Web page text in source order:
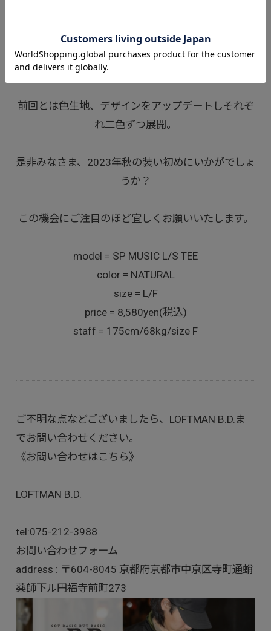
14ウェル(Cotton 100%)の細畝コーデュロイを採用
させていただきました別注キャップ。
前回とは色生地、デザインをアップデートしそれぞ
れ二色ずつ展開。
是非みなさま、2023年秋の装い初めにいかがでしょ
うか？
この機会にご注目のほど宜しくお願いいたします。
model = SP MUSIC L/S TEE
color = NATURAL
size = L/F
price = 8,580yen(税込)
staff = 175cm/68kg/size F
ご不明な点などございましたら、LOFTMAN B.D.ま
でお問い合わせください。
《お問い合わせはこちら》
LOFTMAN B.D.
tel:075-212-3988
お問い合わせフォーム
address : 〒604-8045 京都府京都市中京区寺町通蛸
薬師下ル円福寺前町273